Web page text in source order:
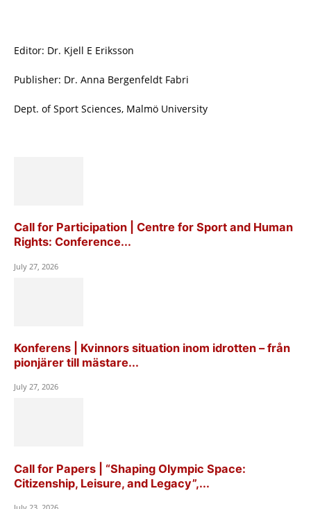
Editor: Dr. Kjell E Eriksson
Publisher: Dr. Anna Bergenfeldt Fabri
Dept. of Sport Sciences, Malmö University
Call for Participation | Centre for Sport and Human
Rights: Conference...
July 27, 2026
Konferens | Kvinnors situation inom idrotten – från
pionjärer till mästare...
July 27, 2026
Call for Papers | “Shaping Olympic Space:
Citizenship, Leisure, and Legacy”,...